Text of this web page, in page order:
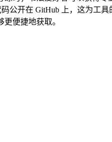
公开在 GitHub 上，这为工
便捷地获取。